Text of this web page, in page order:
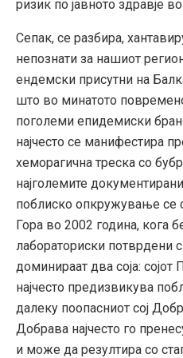
ризик по јавното здравје
Сепак, се разбира,
непознати за нашиот
ендемски присутни на
што во минатото
поголеми епидемиски
најчесто се манифестира
хеморагична треска со
најголемите
поблиско опкружување се
Гора во 2002 година, кога
лабораториски потврдени
доминираат два соја: сојот
најчесто предизвикува
далеку поопасниот сој
Добрава најчесто го
и може да резултира со